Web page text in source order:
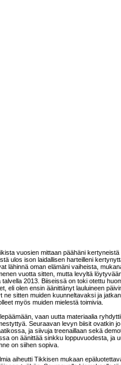
vuosien mittaan päähäni kertyneistä
ulos ison laidallisen harteilleni
lähinnä oman elämäni vaiheista,
vuotta sitten, mutta levyltä
2013. Biiseissä on toki otettu
eli olen ensin äänittänyt lauluineen
ne sitten muiden kuunneltavaksi ja
myös muiden mielestä toimivia.
vaan uutta materiaalia
Seuraavan levyn biisit ovatkin
ja siivuja treenaillaan sekä
on äänittää sinkku loppuvuodesta, ja
on siihen sopiva.
aiheutti Tikkisen mukaan